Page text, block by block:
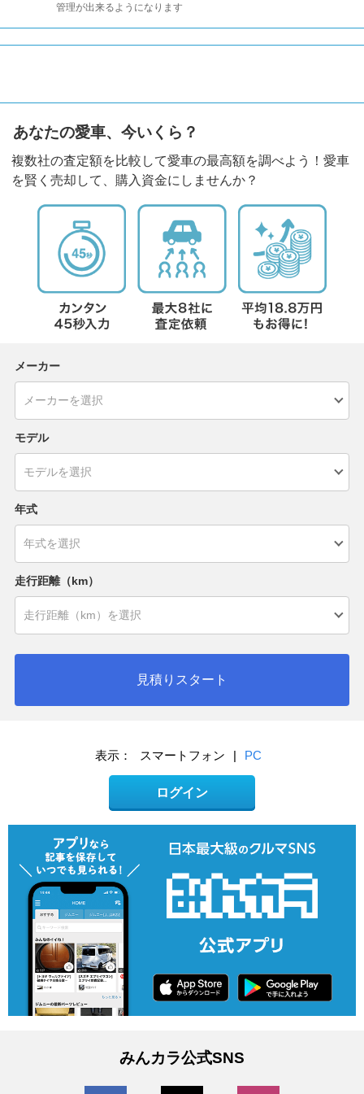
管理が出来るようになります
あなたの愛車、今いくら？
複数社の査定額を比較して愛車の最高額を調べよう！愛車
を賢く売却して、購入資金にしませんか？
メーカー
モデル
年式
走行距離（km）
見積りスタート
表示： スマートフォン | PC
ログイン
みんカラ公式SNS